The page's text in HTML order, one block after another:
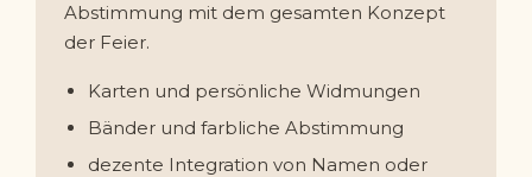
Abstimmung mit dem gesamten Konzept
der Feier.
Karten und persönliche Widmungen
Bänder und farbliche Abstimmung
dezente Integration von Namen oder